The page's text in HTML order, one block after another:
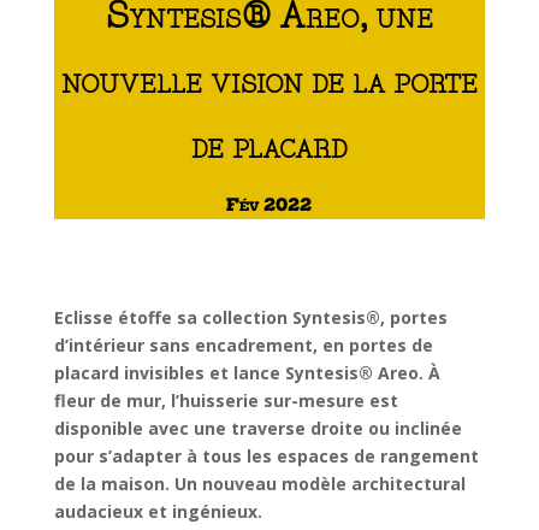
Syntesis® Areo, une
nouvelle vision de la porte
de placard
Fév 2022
Eclisse étoffe sa collection Syntesis®, portes
d’intérieur sans encadrement, en portes de
placard invisibles et lance Syntesis® Areo. À
fleur de mur, l’huisserie sur-mesure est
disponible avec une traverse droite ou inclinée
pour s’adapter à tous les espaces de rangement
de la maison. Un nouveau modèle architectural
audacieux et ingénieux.